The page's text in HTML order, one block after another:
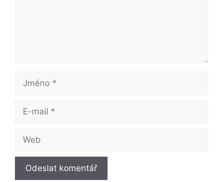
Jméno
Web